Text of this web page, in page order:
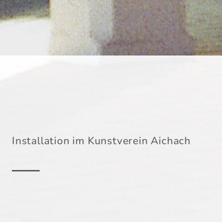
Installation im Kunstverein Aichach